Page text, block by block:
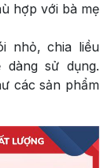
hợp với bà mẹ
nhỏ, chia liều
sử dụng.
các sản phẩm